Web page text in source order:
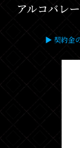
アルコバレ
▶ 契約金